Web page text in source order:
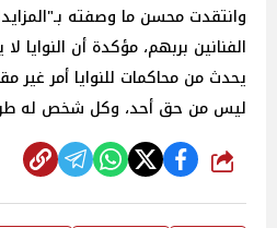
وانتقدت محسن ما وصفته
الفنانين بربهم، مؤكدة أن النوايا
يحدث من محاكمات للنوايا أمر غير
ليس من حق أحد، وكل شخص له
شارك